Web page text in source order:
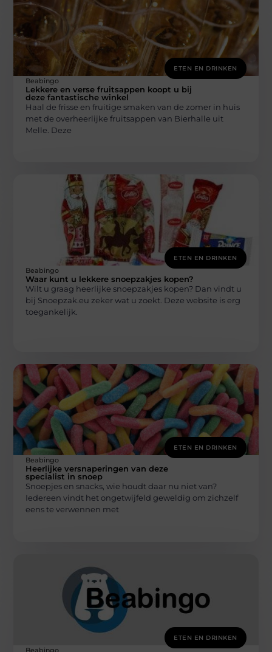
ETEN EN DRINKEN
Beabingo
Lekkere en verse fruitsappen koopt u bij
deze fantastische winkel
Haal de frisse en fruitige smaken van de zomer in huis
met de overheerlijke fruitsappen van Bierhalle uit
Melle. Deze
ETEN EN DRINKEN
Beabingo
Waar kunt u lekkere snoepzakjes kopen?
Wilt u graag heerlijke snoepzakjes kopen? Dan vindt u
bij Snoepzak.eu zeker wat u zoekt. Deze website is erg
toegankelijk.
ETEN EN DRINKEN
Beabingo
Heerlijke versnaperingen van deze
specialist in snoep
Snoepjes en snacks, wie houdt daar nu niet van?
Iedereen vindt het ongetwijfeld geweldig om zichzelf
eens te verwennen met
ETEN EN DRINKEN
Beabingo